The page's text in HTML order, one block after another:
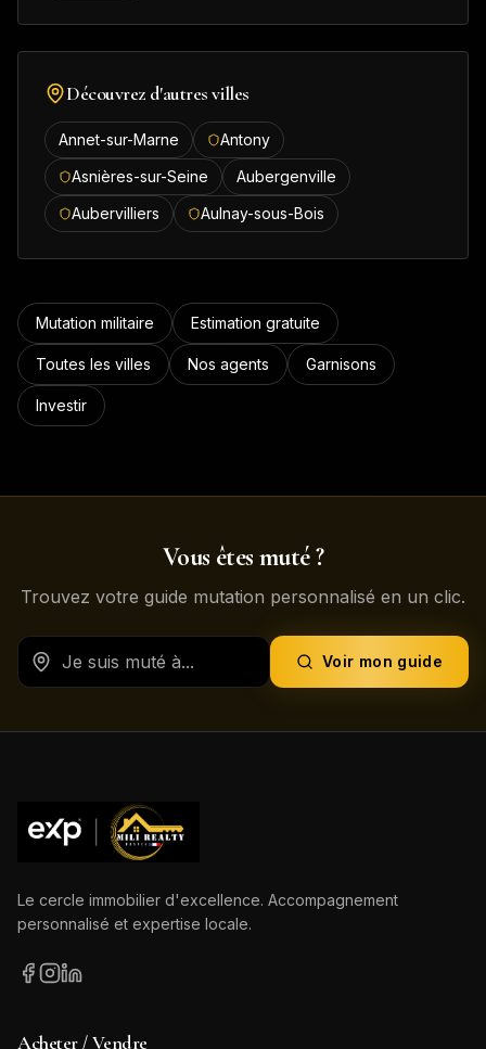
Découvrez d'autres villes
Annet-sur-Marne
Antony
Asnières-sur-Seine
Aubergenville
Aubervilliers
Aulnay-sous-Bois
Mutation militaire Estimation gratuite
Toutes les villes Nos agents Garnisons
Investir
Vous êtes muté ?
Trouvez votre guide mutation personnalisé en un clic.
Voir mon guide
Le cercle immobilier d'excellence. Accompagnement
personnalisé et expertise locale.
Acheter / Vendre